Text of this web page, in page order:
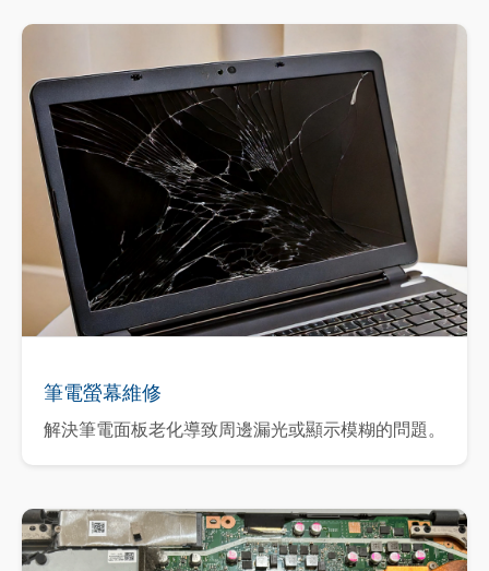
筆電螢幕維修
解決筆電面板老化導致周邊漏光或顯示模糊的問題。